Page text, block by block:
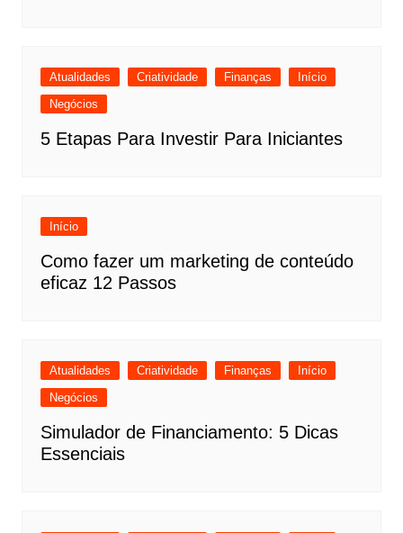
Atualidades Criatividade Finanças
Início
Negócios
5 Etapas Para Investir Para Iniciantes
Início
Como fazer um marketing de conteúdo
eficaz 12 Passos
Atualidades Criatividade Finanças
Início
Negócios
Simulador de Financiamento: 5 Dicas
Essenciais